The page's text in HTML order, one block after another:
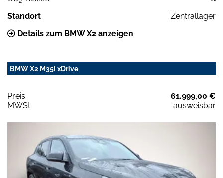
Standort
Zentrallager
Details zum BMW X2 anzeigen
BMW X2 M35i xDrive
Preis:
61.999,00 €
MWSt:
ausweisbar